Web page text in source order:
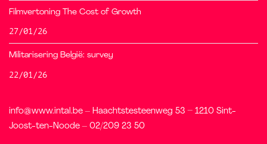
Filmvertoning The Cost of Growth
27/01/26
Militarisering België: survey
22/01/26
info@www.intal.be – Haachtstesteenweg 53 – 1210 Sint-
Joost-ten-Noode – 02/209 23 50